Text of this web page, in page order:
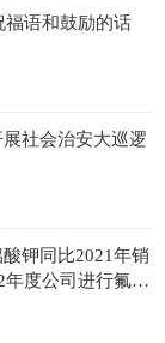
福语和鼓励的话
社会治安大巡逻
钾同比2021年销
度公司进行氟铝
加值